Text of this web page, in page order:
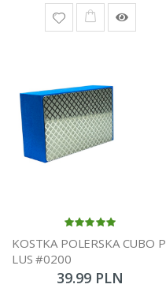
KOSTKA POLERSKA CUBO P
LUS #0200
39.99 PLN